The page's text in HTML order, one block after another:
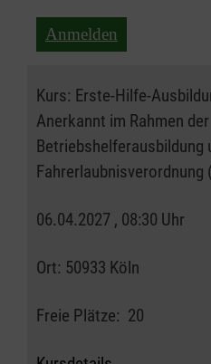
Anmelden
Kurs: Erste-Hilfe-
Anerkannt im Rahmen der
Betriebshelferausbildung
Fahrerlaubnisverordnung
06.04.2027 , 08:30 Uhr
Ort: 50933 Köln
Freie Plätze: 20